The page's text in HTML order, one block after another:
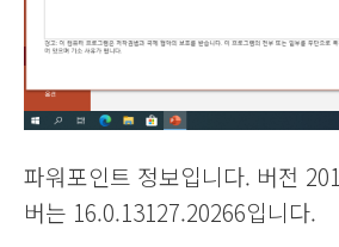
파워포인트 정보입니다. 버전
버는 16.0.13127.20266입니다.